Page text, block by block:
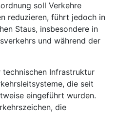
soll Verkehre
reduzieren, führt jedoch in
Staus, insbesondere in
und während der
technischen Infrastruktur
die seit
eingeführt wurden.
die